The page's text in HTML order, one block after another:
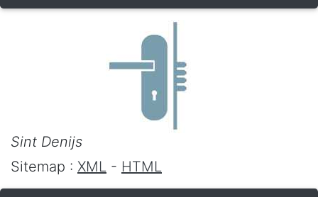
Sint Denijs
Sitemap : XML - HTML